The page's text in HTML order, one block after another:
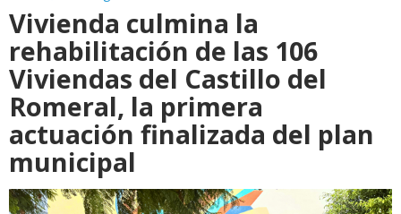
Vivienda culmina la
rehabilitación de las 106
Viviendas del Castillo del
Romeral, la primera
actuación finalizada del plan
municipal